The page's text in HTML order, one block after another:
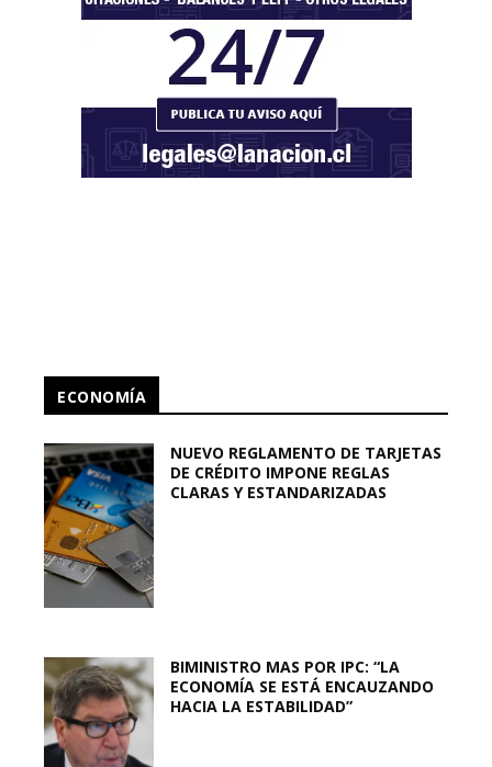
ECONOMÍA
NUEVO REGLAMENTO DE TARJETAS
DE CRÉDITO IMPONE REGLAS
CLARAS Y ESTANDARIZADAS
BIMINISTRO MAS POR IPC: “LA
ECONOMÍA SE ESTÁ ENCAUZANDO
HACIA LA ESTABILIDAD”